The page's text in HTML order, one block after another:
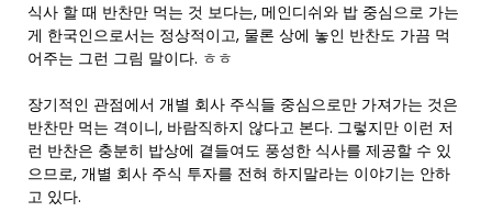
식사 할 때 반찬만 먹는 것 보다는, 메인디쉬와 밥 중심으로 가는
게 한국인으로서는 정상적이고, 물론 상에 놓인 반찬도 가끔 먹
어주는 그런 그림 말이다. ㅎㅎ
장기적인 관점에서 개별 회사 주식들 중심으로만 가져가는 것은
반찬만 먹는 격이니, 바람직하지 않다고 본다. 그렇지만 이런 저
런 반찬은 충분히 밥상에 곁들여도 풍성한 식사를 제공할 수 있
으므로, 개별 회사 주식 투자를 전혀 하지말라는 이야기는 안하
고 있다.